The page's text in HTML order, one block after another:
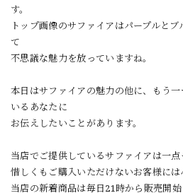
す。
トップ画像のサファイアはパープルと
て
不思議な魅力を放っていますね。
本日はサファイアの魅力の他に、もう
いるあなたに
お伝えしたいことがあります。
当店でご提供しているサファイアは一
惜しくもご購入いただけないお客様には
当店の新着商品は毎日21時から販売開始